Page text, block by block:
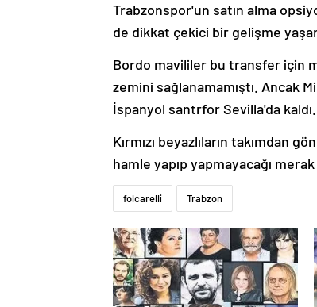
Trabzonspor'un satın alma
de dikkat çekici bir gelişme
Bordo mavililer bu transfer için
zemini sağlanamamıştı. Ancak
İspanyol santrfor Sevilla'da kaldı.
Kırmızı beyazlıların takımdan
hamle yapıp yapmayacağı
folcarelli Trabzon